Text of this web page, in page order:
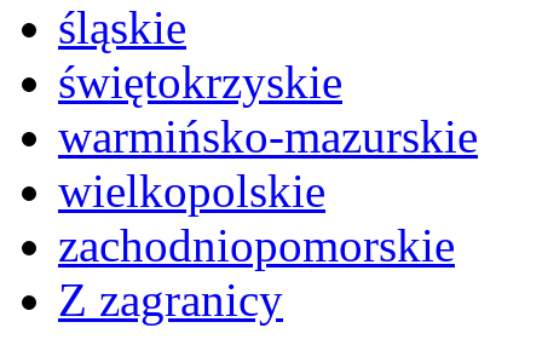
śląskie
świętokrzyskie
warmińsko-mazurskie
wielkopolskie
zachodniopomorskie
Z zagranicy